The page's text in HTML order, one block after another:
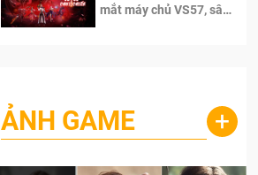
mắt máy chủ VS57, sân
ẢNH GAME +
Lala Croft vừa nóng vừa xinh dưới nét vẽ